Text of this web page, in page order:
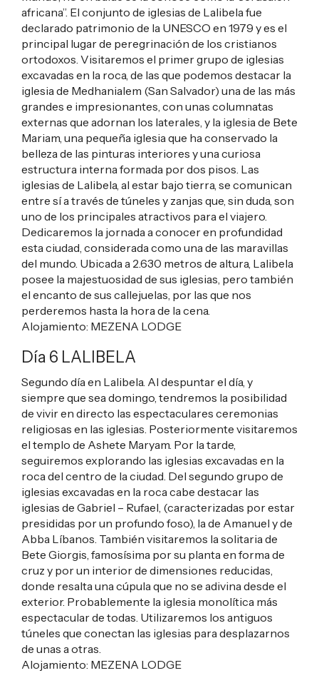
africana”. El conjunto de iglesias de Lalibela fue
declarado patrimonio de la UNESCO en 1979 y es el
principal lugar de peregrinación de los cristianos
ortodoxos. Visitaremos el primer grupo de iglesias
excavadas en la roca, de las que podemos destacar la
iglesia de Medhanialem (San Salvador) una de las más
grandes e impresionantes, con unas columnatas
externas que adornan los laterales, y la iglesia de Bete
Mariam, una pequeña iglesia que ha conservado la
belleza de las pinturas interiores y una curiosa
estructura interna formada por dos pisos. Las
iglesias de Lalibela, al estar bajo tierra, se comunican
entre sí a través de túneles y zanjas que, sin duda, son
uno de los principales atractivos para el viajero.
Dedicaremos la jornada a conocer en profundidad
esta ciudad, considerada como una de las maravillas
del mundo. Ubicada a 2.630 metros de altura, Lalibela
posee la majestuosidad de sus iglesias, pero también
el encanto de sus callejuelas, por las que nos
perderemos hasta la hora de la cena.
Alojamiento: MEZENA LODGE
Día 6 LALIBELA
Segundo día en Lalibela. Al despuntar el día, y
siempre que sea domingo, tendremos la posibilidad
de vivir en directo las espectaculares ceremonias
religiosas en las iglesias. Posteriormente visitaremos
el templo de Ashete Maryam. Por la tarde,
seguiremos explorando las iglesias excavadas en la
roca del centro de la ciudad. Del segundo grupo de
iglesias excavadas en la roca cabe destacar las
iglesias de Gabriel – Rufael, (caracterizadas por estar
presididas por un profundo foso), la de Amanuel y de
Abba Líbanos. También visitaremos la solitaria de
Bete Giorgis, famosísima por su planta en forma de
cruz y por un interior de dimensiones reducidas,
donde resalta una cúpula que no se adivina desde el
exterior. Probablemente la iglesia monolítica más
espectacular de todas. Utilizaremos los antiguos
túneles que conectan las iglesias para desplazarnos
de unas a otras.
Alojamiento: MEZENA LODGE